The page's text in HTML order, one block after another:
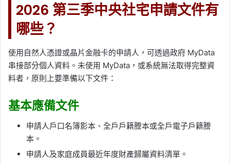
2026 第三季中央社宅申請文件有
哪些？
使用自然人憑證或晶片金融卡的申請人，可透過政府 MyData
串接部分個人資料。未使用 MyData，或系統無法取得完整資
料者，原則上要準備以下文件：
基本應備文件
申請人戶口名簿影本、全戶戶籍謄本或全戶電子戶籍謄
本。
申請人及家庭成員最近年度財產歸屬資料清單。